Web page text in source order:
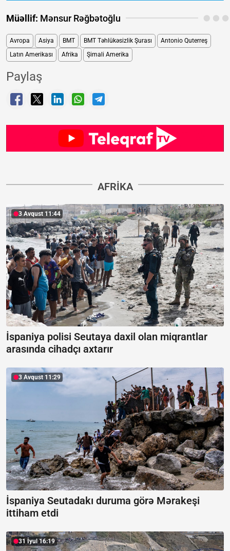
Müəllif: Mənsur Rəğbətoğlu
Avropa Asiya BMT BMT Təhlükəsizlik Şurası
Antonio Quterreş
Latın Amerikası
Afrika Şimali Amerika
Paylaş
AFRIKA
3 Avqust 11:44
İspaniya polisi Seutaya daxil olan miqrantlar
arasında cihadçı axtarır
3 Avqust 11:29
İspaniya Seutadakı duruma görə Mərakeşi
ittiham etdi
31 İyul 16:19